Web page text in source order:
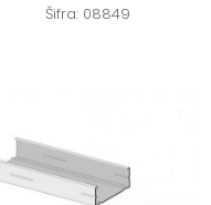
Šifra: 08849